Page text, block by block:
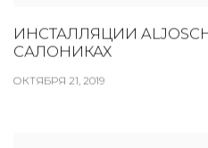
ИНСТАЛЛЯЦИИ
САЛОНИКАХ
ОКТЯБРЯ 21, 2019